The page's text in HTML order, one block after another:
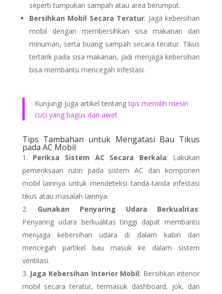
seperti tumpukan sampah atau area berumput.
Bersihkan Mobil Secara Teratur: Jaga kebersihan
mobil dengan membersihkan sisa makanan dan
minuman, serta buang sampah secara teratur. Tikus
tertarik pada sisa makanan, jadi menjaga kebersihan
bisa membantu mencegah infestasi.
Kunjungi juga artikel tentangtips memilih mesin
cuci yang bagus dan awet
Tips Tambahan untuk Mengatasi Bau Tikus
pada AC Mobil
Periksa Sistem AC Secara Berkala: Lakukan
pemeriksaan rutin pada sistem AC dan komponen
mobil lainnya untuk mendeteksi tanda-tanda infestasi
tikus atau masalah lainnya.
Gunakan Penyaring Udara Berkualitas:
Penyaring udara berkualitas tinggi dapat membantu
menjaga kebersihan udara di dalam kabin dan
mencegah partikel bau masuk ke dalam sistem
ventilasi.
Jaga Kebersihan Interior Mobil: Bersihkan interior
mobil secara teratur, termasuk dashboard, jok, dan